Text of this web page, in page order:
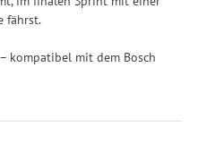
fährst.
kompatibel mit dem Bosch